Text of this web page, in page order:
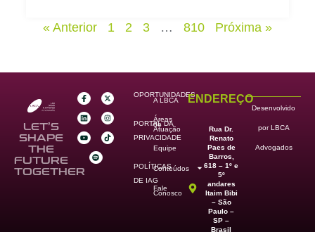
« Anterior 1 2 3 … 810 Próxima »
LET’S
SHAPE
THE
FUTURE
TOGETHER
OPORTUNIDADES
PORTAL DA
PRIVACIDADE
POLÍTICAS
DE IAG
A LBCA
Áreas
de
Atuação
Equipe
Conteúdos
Fale
Conosco
ENDEREÇO
Rua Dr.
Renato
Paes de
Barros,
618 – 1º e
5º
andares
Itaim Bibi
– São
Paulo –
SP –
Brasil
Desenvolvido
por LBCA
Advogados